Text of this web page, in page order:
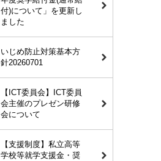
付)について」を更新し
ました
いじめ防止対策基本方
針20260701
【ICT委員会】ICT委員
会主催のプレゼン研修
会について
【支援制度】私立高等
学校等就学支援金・奨